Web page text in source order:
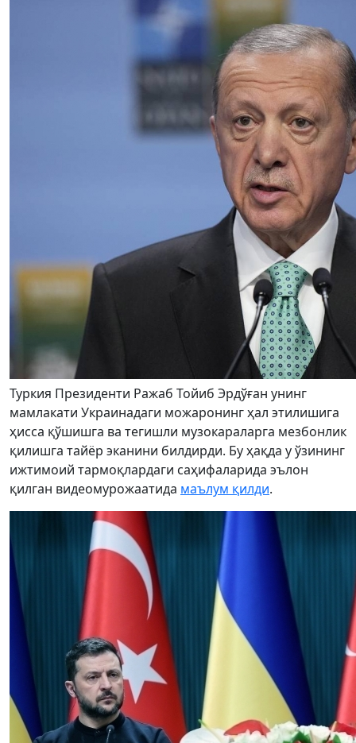
Туркия Президенти Ражаб Тойиб Эрдўған унинг
мамлакати Украинадаги можаронинг ҳал этилишига
ҳисса қўшишга ва тегишли музокараларга мезбонлик
қилишга тайёр эканини билдирди. Бу ҳақда у ўзининг
ижтимоий тармоқлардаги саҳифаларида эълон
қилган видеомурожаатида маълум қилди.